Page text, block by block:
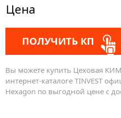
Цена
ПОЛУЧИТЬ КП
Вы можете купить Цеховая КИМ
интернет-каталоге TINVEST
Hexagon по выгодной цене с